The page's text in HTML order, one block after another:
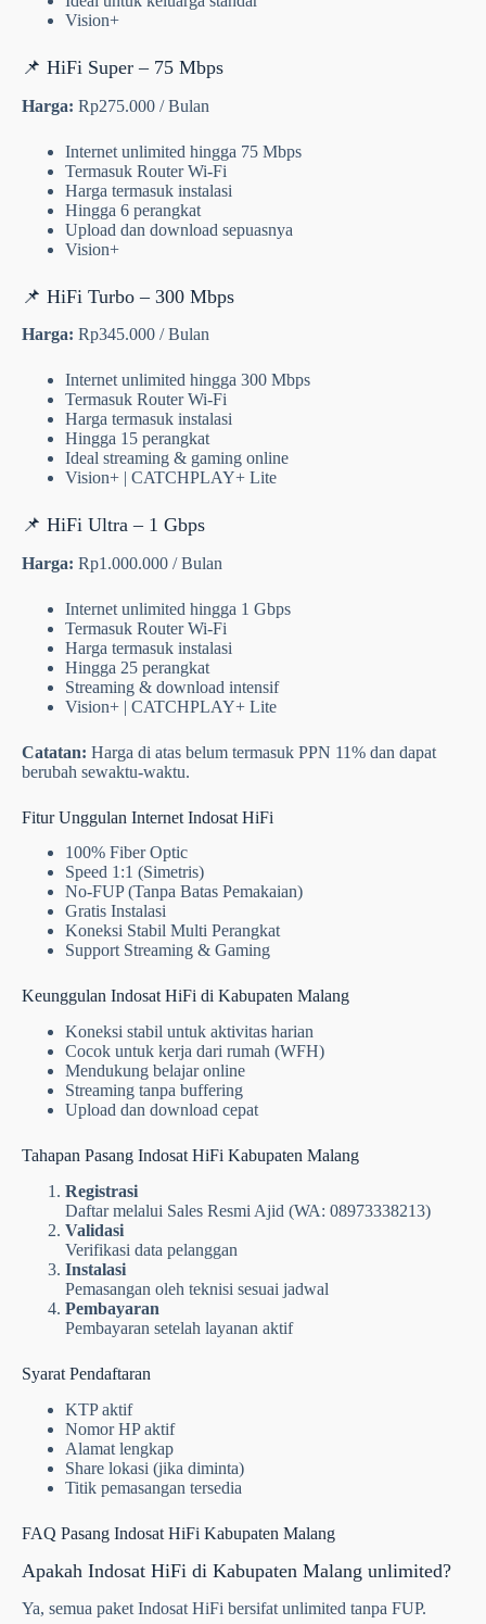
Vision+
📌 HiFi Super – 75 Mbps
Harga: Rp275.000 / Bulan
Internet unlimited hingga 75 Mbps
Termasuk Router Wi-Fi
Harga termasuk instalasi
Hingga 6 perangkat
Upload dan download sepuasnya
Vision+
📌 HiFi Turbo – 300 Mbps
Harga: Rp345.000 / Bulan
Internet unlimited hingga 300 Mbps
Termasuk Router Wi-Fi
Harga termasuk instalasi
Hingga 15 perangkat
Ideal streaming & gaming online
Vision+ | CATCHPLAY+ Lite
📌 HiFi Ultra – 1 Gbps
Harga: Rp1.000.000 / Bulan
Internet unlimited hingga 1 Gbps
Termasuk Router Wi-Fi
Harga termasuk instalasi
Hingga 25 perangkat
Streaming & download intensif
Vision+ | CATCHPLAY+ Lite
Catatan: Harga di atas belum termasuk PPN 11% dan dapat
berubah sewaktu-waktu.
Fitur Unggulan Internet Indosat HiFi
100% Fiber Optic
Speed 1:1 (Simetris)
No-FUP (Tanpa Batas Pemakaian)
Gratis Instalasi
Koneksi Stabil Multi Perangkat
Support Streaming & Gaming
Keunggulan Indosat HiFi di Kabupaten Malang
Koneksi stabil untuk aktivitas harian
Cocok untuk kerja dari rumah (WFH)
Mendukung belajar online
Streaming tanpa buffering
Upload dan download cepat
Tahapan Pasang Indosat HiFi Kabupaten Malang
Registrasi
Daftar melalui Sales Resmi Ajid (WA: 08973338213)
Validasi
Verifikasi data pelanggan
Instalasi
Pemasangan oleh teknisi sesuai jadwal
Pembayaran
Pembayaran setelah layanan aktif
Syarat Pendaftaran
KTP aktif
Nomor HP aktif
Alamat lengkap
Share lokasi (jika diminta)
Titik pemasangan tersedia
FAQ Pasang Indosat HiFi Kabupaten Malang
Apakah Indosat HiFi di Kabupaten Malang unlimited?
Ya, semua paket Indosat HiFi bersifat unlimited tanpa FUP.